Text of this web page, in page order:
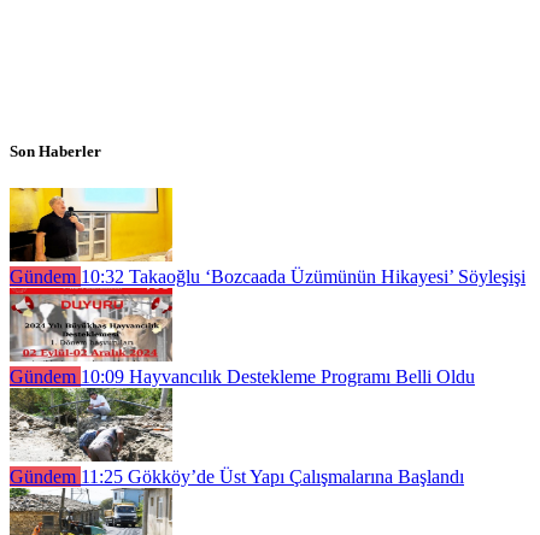
Son Haberler
Gündem 10:32 Takaoğlu ‘Bozcaada Üzümünün Hikayesi’ Söyleşişi
Gündem 10:09 Hayvancılık Destekleme Programı Belli Oldu
Gündem 11:25 Gökköy’de Üst Yapı Çalışmalarına Başlandı